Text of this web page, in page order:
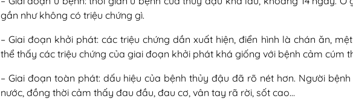
gần như không có triệu chứng gì.
– Giai đoạn khởi phát: các triệu chứng dần xuất hiện, điển hình là chán ăn,
thể thấy các triệu chứng của giai đoạn khởi phát khá giống với bệnh cảm cúm
– Giai đoạn toàn phát: dấu hiệu của bệnh thủy đậu đã rõ nét hơn. Người
nước, đồng thời cảm thấy đau đầu, đau cơ, vân tay rã rời, sốt cao…